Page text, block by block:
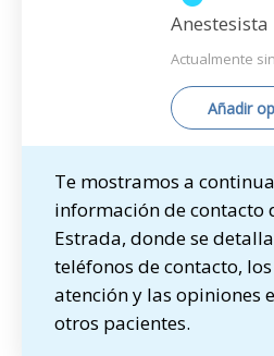
Anestesista
Actualmente
Añadir
Te mostramos a
información de contacto
Estrada, donde se
teléfonos de contacto,
atención y las opiniones
otros pacientes.